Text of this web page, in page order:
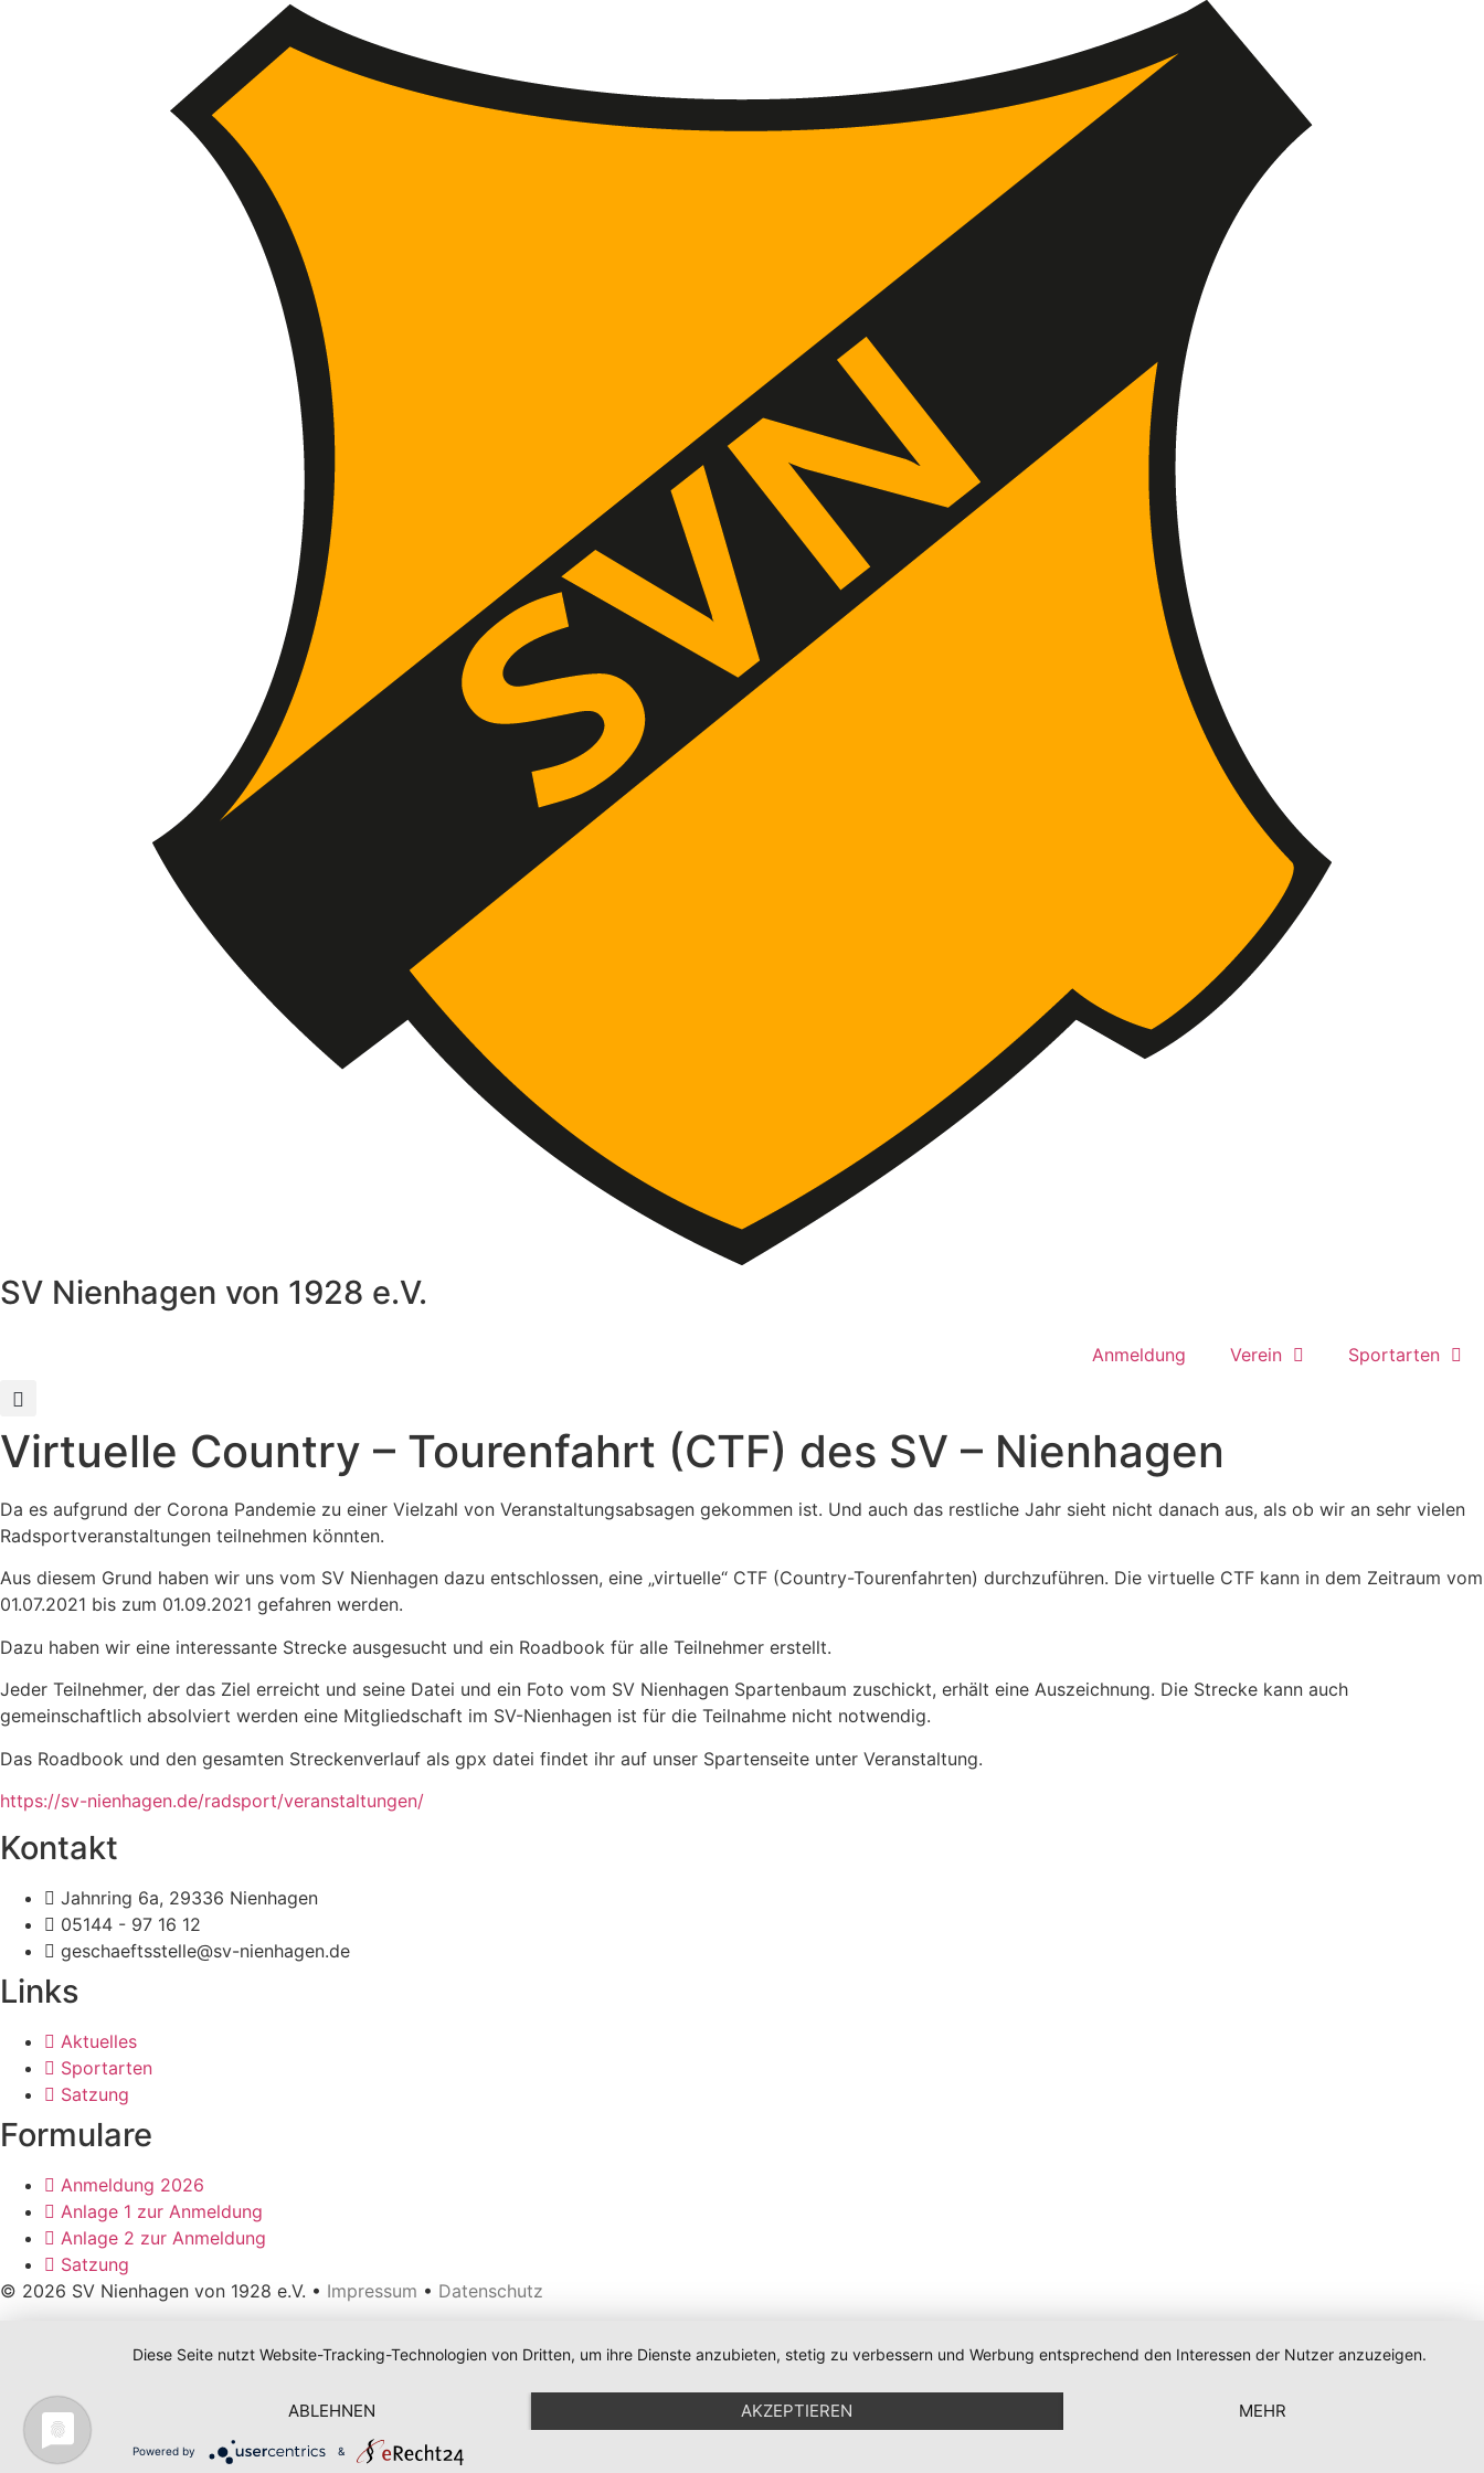
SV Nienhagen von 1928 e.V.
Anmeldung Verein Sportarten
Virtuelle Country – Tourenfahrt (CTF) des SV – Nienhagen
Da es aufgrund der Corona Pandemie zu einer Vielzahl von Veranstaltungsabsagen gekommen ist. Und auch das restliche Jahr sieht nicht danach aus, als ob wir an sehr vielen
Radsportveranstaltungen teilnehmen könnten.
Aus diesem Grund haben wir uns vom SV Nienhagen dazu entschlossen, eine „virtuelle“ CTF (Country-Tourenfahrten) durchzuführen. Die virtuelle CTF kann in dem Zeitraum vom
01.07.2021 bis zum 01.09.2021 gefahren werden.
Dazu haben wir eine interessante Strecke ausgesucht und ein Roadbook für alle Teilnehmer erstellt.
Jeder Teilnehmer, der das Ziel erreicht und seine Datei und ein Foto vom SV Nienhagen Spartenbaum zuschickt, erhält eine Auszeichnung. Die Strecke kann auch
gemeinschaftlich absolviert werden eine Mitgliedschaft im SV-Nienhagen ist für die Teilnahme nicht notwendig.
Das Roadbook und den gesamten Streckenverlauf als gpx datei findet ihr auf unser Spartenseite unter Veranstaltung.
https://sv-nienhagen.de/radsport/veranstaltungen/
Kontakt
Jahnring 6a, 29336 Nienhagen
05144 - 97 16 12
geschaeftsstelle@sv-nienhagen.de
Links
Aktuelles
Sportarten
Satzung
Formulare
Anmeldung 2026
Anlage 1 zur Anmeldung
Anlage 2 zur Anmeldung
Satzung
© 2026 SV Nienhagen von 1928 e.V. • Impressum • Datenschutz
Diese Seite nutzt Website-Tracking-Technologien von Dritten, um ihre Dienste anzubieten, stetig zu verbessern und Werbung entsprechend den Interessen der Nutzer anzuzeigen.
ABLEHNEN AKZEPTIEREN MEHR
Powered by &